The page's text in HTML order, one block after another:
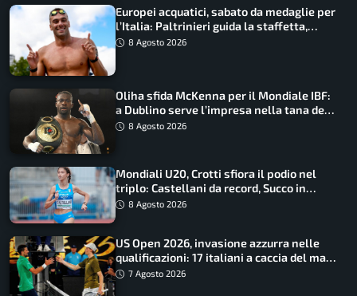
Europei acquatici, sabato da medaglie per
l’Italia: Paltrinieri guida la staffetta,
Barnabà sogna l’oro dalle grandi altezze
8 Agosto 2026
Oliha sfida McKenna per il Mondiale IBF:
a Dublino serve l’impresa nella tana del
lupo8 Agosto 2026
Mondiali U20, Crotti sfiora il podio nel
triplo: Castellani da record, Succo in
finale
8 Agosto 2026
US Open 2026, invasione azzurra nelle
qualificazioni: 17 italiani a caccia del main
draw7 Agosto 2026